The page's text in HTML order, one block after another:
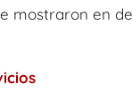
mostraron en